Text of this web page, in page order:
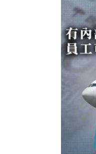
18:31
17:33
16:47
16:05
15:47
15:11
12:44
11:12